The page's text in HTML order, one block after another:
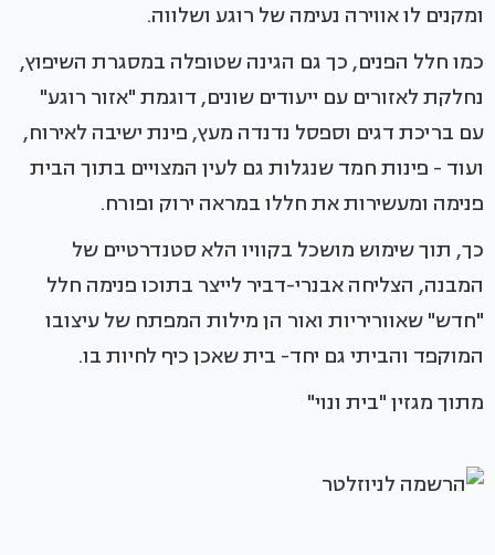
ומקנים לו אווירה נעימה של רוגע ושלווה.
כמו חלל הפנים, כך גם הגינה שטופלה במסגרת השיפוץ,
נחלקת לאזורים עם ייעודים שונים, דוגמת "אזור רוגע"
עם בריכת דגים וספסל נדנדה מעץ, פינת ישיבה לאירוח,
ועוד - פינות חמד שנגלות גם לעין המצויים בתוך הבית
פנימה ומעשירות את חללו במראה ירוק ופורח.
כך, תוך שימוש מושכל בקוויו הלא סטנדרטיים של
המבנה, הצליחה אבנרי-דביר לייצר בתוכו פנימה חלל
"חדש" שאווריריות ואור הן מילות המפתח של עיצובו
המוקפד והביתי גם יחד- בית שאכן כיף לחיות בו.
מתוך מגזין "בית ונוי"